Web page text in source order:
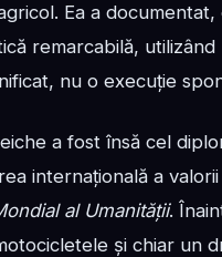
Ea a
remarcabilă,
nu o execuție
a fost însă cel
internațională a
al Umanității.
și chiar un